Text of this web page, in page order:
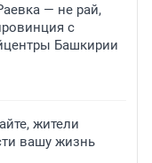
— не рай,
с
Башкирии
жители
вашу жизнь